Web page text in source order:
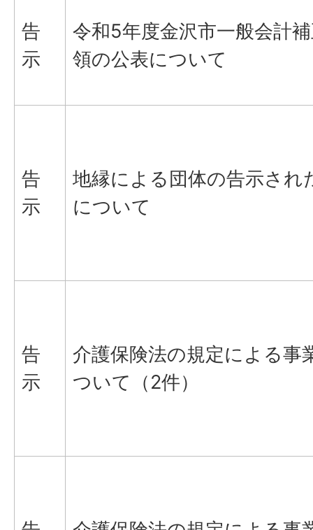
告
示
令和5年度金沢市一般会計
領の公表について
告
示
地縁による団体の告示され
について
告
示
介護保険法の規定による事
ついて（2件）